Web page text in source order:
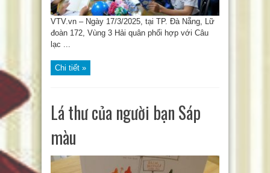
VTV.vn – Ngày 17/3/2025, tại TP. Đà Nẵng, Lữ
đoàn 172, Vùng 3 Hải quân phối hợp với Câu
lạc ...
Chi tiết »
Lá thư của người bạn Sáp
màu